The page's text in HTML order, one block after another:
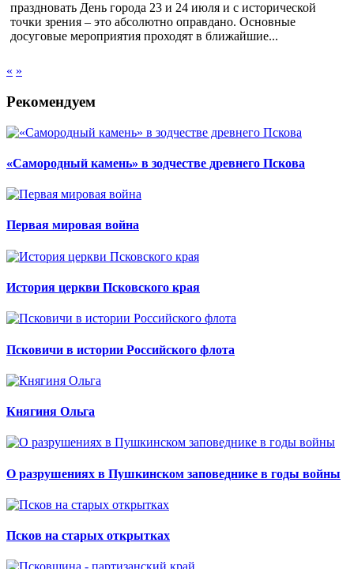
праздновать День города 23 и 24 июля и с исторической
точки зрения – это абсолютно оправдано. Основные
досуговые мероприятия проходят в ближайшие...
« »
Рекомендуем
«Самородный камень» в зодчестве древнего Пскова
Первая мировая война
История церкви Псковского края
Псковичи в истории Российского флота
Княгиня Ольга
О разрушениях в Пушкинском заповеднике в годы войны
Псков на старых открытках